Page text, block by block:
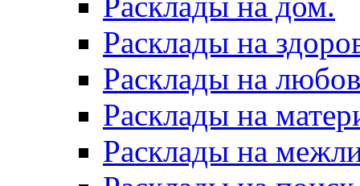
Расклады на
Расклады на
Расклады на
Расклады на